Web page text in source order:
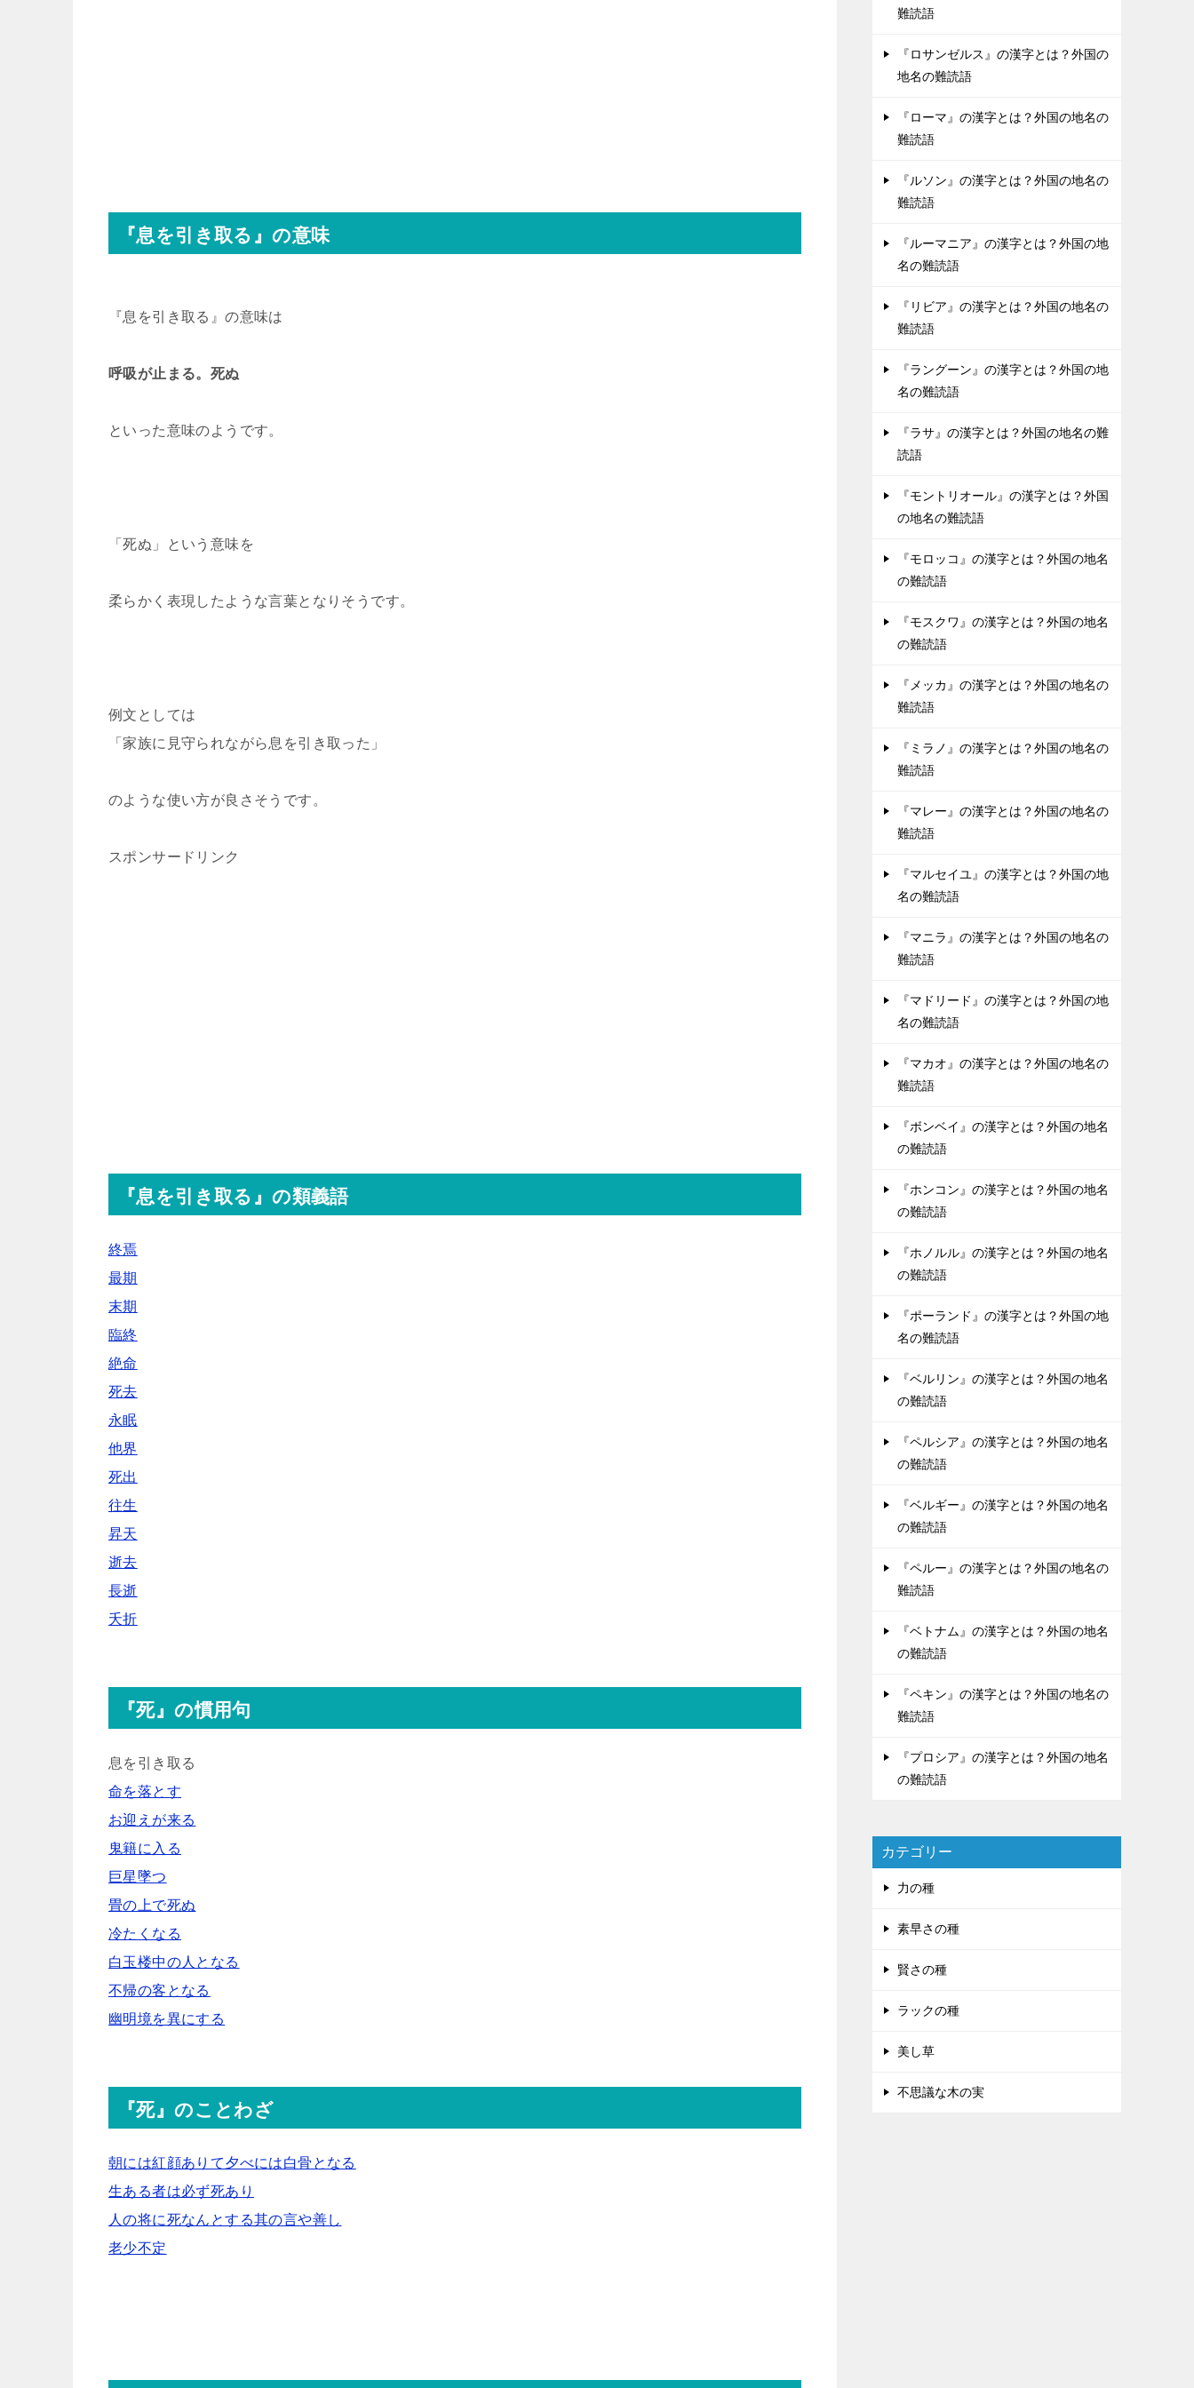
『息を引き取る』の意味
『息を引き取る』の意味は
呼吸が止まる。死ぬ
といった意味のようです。
「死ぬ」という意味を
柔らかく表現したような言葉となりそうです。
例文としては
「家族に見守られながら息を引き取った」
のような使い方が良さそうです。
スポンサードリンク
『息を引き取る』の類義語
終焉
最期
末期
臨終
絶命
死去
永眠
他界
死出
往生
昇天
逝去
長逝
夭折
『死』の慣用句
息を引き取る
命を落とす
お迎えが来る
鬼籍に入る
巨星墜つ
畳の上で死ぬ
冷たくなる
白玉楼中の人となる
不帰の客となる
幽明境を異にする
『死』のことわざ
朝には紅顔ありて夕べには白骨となる
生ある者は必ず死あり
人の将に死なんとする其の言や善し
老少不定
難読語
『ロサンゼルス』の漢字とは？外国の
地名の難読語
『ローマ』の漢字とは？外国の地名の
難読語
『ルソン』の漢字とは？外国の地名の
難読語
『ルーマニア』の漢字とは？外国の地
名の難読語
『リビア』の漢字とは？外国の地名の
難読語
『ラングーン』の漢字とは？外国の地
名の難読語
『ラサ』の漢字とは？外国の地名の難
読語
『モントリオール』の漢字とは？外国
の地名の難読語
『モロッコ』の漢字とは？外国の地名
の難読語
『モスクワ』の漢字とは？外国の地名
の難読語
『メッカ』の漢字とは？外国の地名の
難読語
『ミラノ』の漢字とは？外国の地名の
難読語
『マレー』の漢字とは？外国の地名の
難読語
『マルセイユ』の漢字とは？外国の地
名の難読語
『マニラ』の漢字とは？外国の地名の
難読語
『マドリード』の漢字とは？外国の地
名の難読語
『マカオ』の漢字とは？外国の地名の
難読語
『ボンベイ』の漢字とは？外国の地名
の難読語
『ホンコン』の漢字とは？外国の地名
の難読語
『ホノルル』の漢字とは？外国の地名
の難読語
『ポーランド』の漢字とは？外国の地
名の難読語
『ベルリン』の漢字とは？外国の地名
の難読語
『ペルシア』の漢字とは？外国の地名
の難読語
『ベルギー』の漢字とは？外国の地名
の難読語
『ペルー』の漢字とは？外国の地名の
難読語
『ベトナム』の漢字とは？外国の地名
の難読語
『ペキン』の漢字とは？外国の地名の
難読語
『プロシア』の漢字とは？外国の地名
の難読語
カテゴリー
力の種
素早さの種
賢さの種
ラックの種
美し草
不思議な木の実